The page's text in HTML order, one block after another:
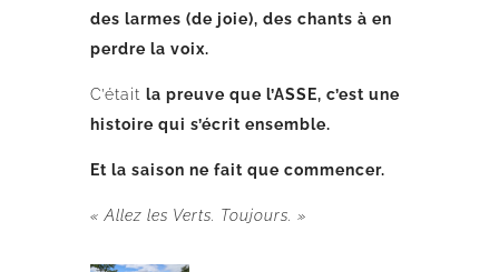
des larmes (de joie), des chants à en
perdre la voix.
C’était la preuve que l’ASSE, c’est une
histoire qui s’écrit ensemble.
Et la saison ne fait que commencer.
« Allez les Verts. Toujours. »